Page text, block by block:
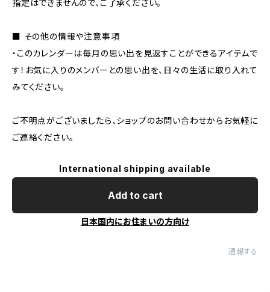
指定はできませんので、ご了承ください。
■ その他の情報や注意事項
・このカレンダーは毎月の思い出を見返すことができるアイテムで
す！お気に入りのメンバーとの思い出を、日々の生活に取り入れて
みてください。
ご不明点がございましたら、ショップのお問い合わせからお気軽に
ご連絡ください。
International shipping available
Add to cart
日本国内にお住まいの方向け
通報する